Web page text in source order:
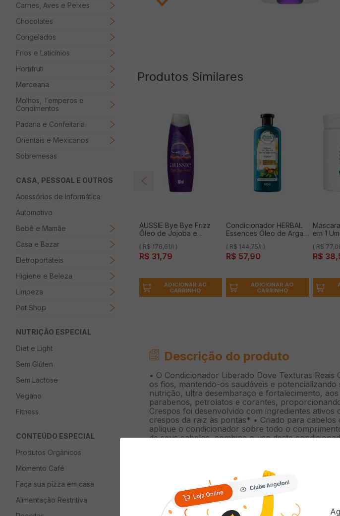
Carnes, Aves e Peixes
Chocolates
Congelados
Frios e Laticínios
Hortifruti
Mercearia
Molhos, Temperos e
Condimentos
Padaria e Confeitaria
Orientais e Mexicanos
Sobremesas
CASA, PESSOAL E OUTROS
Acessórios de Informática
Automotivo
Bebê e Mamãe
Casa e Bazar
Eletroportáteis
Higiene e Beleza
Limpeza
Pet Shop
NUTRIÇÃO ESPECIAL
Diet e Light
Sem Glúten
Sem Lactose
Vegano
Fitness
CONTEÚDO ESPECIAL
Produtos Orgânicos
Momento Café
Faça sua pizza em casa
Alimentação Restritiva
Produtos Similares
AUSSIE Bye Bye Frizz
Óleo de Jojoba e
Condicionador 180ml
( R$ 176,61/l )
R$ 31,79
ADICIONAR AO
CARRINHO
Condicionador HERBAL
Essences Óleo de Argan
( R$ 144,75/l )
R$ 57,90
ADICIONAR AO
CARRINHO
em 1
( R$
R$ 38,
Descrição do produto
• O Condicionador Liberado Dove Texturas
os fios, mantendo-os saudáveis e
nutrição, ultra desembaraço e fortalecimento,
parabenos, petrolatos e corantes,
Crespos foi desenvolvido com ingredientes
crespos da raiz às pontas* • Criado para
aplique o condicionador sobre todo o
de seus cabelos, combine o uso deste
Texturas Reais em seu cronograma capilar
cacheados e crespos, com ingredientes ativos
potencializando suas texturas reais. O
desembaraço e fortalecimento para os cabelos
jojoba, este condicionador ajuda no
ingredientes de origem natural** e não possui
desembaraçar e dar maciez aos cabelos. Dove
deixando-os lindos e saudáveis. Para obter